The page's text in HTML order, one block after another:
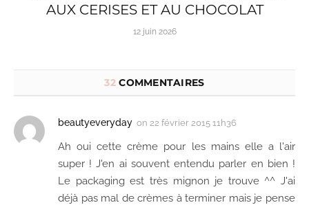
AUX CERISES ET AU CHOCOLAT
12 juin 2026
32COMMENTAIRES
beautyeveryday on 22 février 2015 11h36
Ah oui cette crème pour les mains elle a l'air
super ! J'en ai souvent entendu parler en bien !
Le packaging est très mignon je trouve ^^ J'ai
déjà pas mal de crèmes à terminer mais je pense